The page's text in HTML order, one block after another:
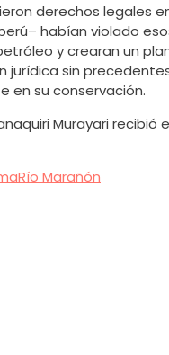
derechos legales
habían violado
y crearan un
jurídica sin
en su conservación.
Murayari
Río Marañón